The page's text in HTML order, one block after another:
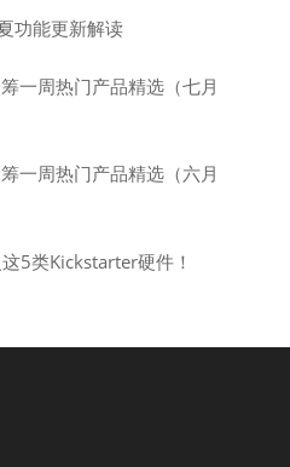
功能更新解读
一周热门产品精选（七月
一周热门产品精选（六月
5类Kickstarter硬件！